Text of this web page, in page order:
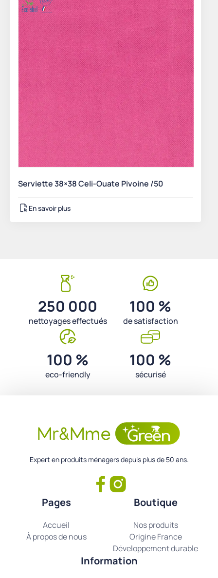
Serviette 38×38 Celi-Ouate Pivoine /50
En savoir plus
250 000
nettoyages effectués
100 %
de satisfaction
100 %
eco-friendly
100 %
sécurisé
Expert en produits ménagers depuis plus de 50 ans.
Pages
Accueil
À propos de nous
Boutique
Nos produits
Origine France
Développement durable
Information